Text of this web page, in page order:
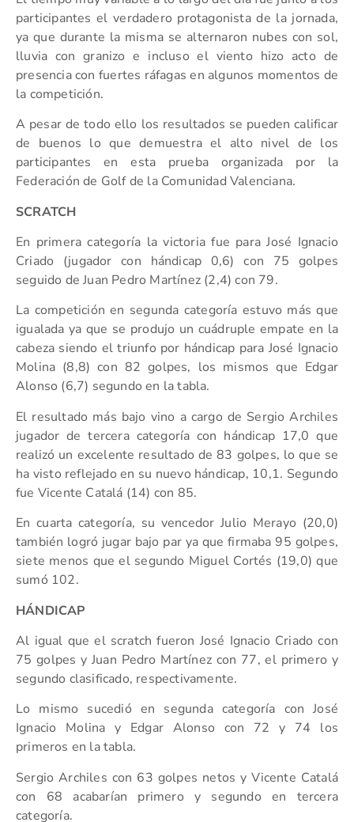
participantes el verdadero protagonista de la jornada,
ya que durante la misma se alternaron nubes con sol,
lluvia con granizo e incluso el viento hizo acto de
presencia con fuertes ráfagas en algunos momentos de
la competición.
A pesar de todo ello los resultados se pueden calificar
de buenos lo que demuestra el alto nivel de los
participantes en esta prueba organizada por la
Federación de Golf de la Comunidad Valenciana.
SCRATCH
En primera categoría la victoria fue para José Ignacio
Criado (jugador con hándicap 0,6) con 75 golpes
seguido de Juan Pedro Martínez (2,4) con 79.
La competición en segunda categoría estuvo más que
igualada ya que se produjo un cuádruple empate en la
cabeza siendo el triunfo por hándicap para José Ignacio
Molina (8,8) con 82 golpes, los mismos que Edgar
Alonso (6,7) segundo en la tabla.
El resultado más bajo vino a cargo de Sergio Archiles
jugador de tercera categoría con hándicap 17,0 que
realizó un excelente resultado de 83 golpes, lo que se
ha visto reflejado en su nuevo hándicap, 10,1. Segundo
fue Vicente Catalá (14) con 85.
En cuarta categoría, su vencedor Julio Merayo (20,0)
también logró jugar bajo par ya que firmaba 95 golpes,
siete menos que el segundo Miguel Cortés (19,0) que
sumó 102.
HÁNDICAP
Al igual que el scratch fueron José Ignacio Criado con
75 golpes y Juan Pedro Martínez con 77, el primero y
segundo clasificado, respectivamente.
Lo mismo sucedió en segunda categoría con José
Ignacio Molina y Edgar Alonso con 72 y 74 los
primeros en la tabla.
Sergio Archiles con 63 golpes netos y Vicente Catalá
con 68 acabarían primero y segundo en tercera
categoría.